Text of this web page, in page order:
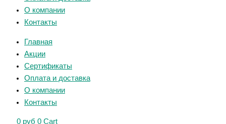
О компании
Контакты
Главная
Акции
Сертификаты
Оплата и доставка
О компании
Контакты
0 руб 0 Cart